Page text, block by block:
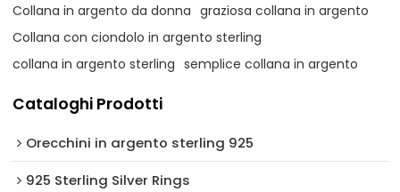
Collana in argento da donna graziosa collana in argento
Collana con ciondolo in argento sterling
collana in argento sterling semplice collana in argento
Cataloghi Prodotti
Orecchini in argento sterling 925
925 Sterling Silver Rings